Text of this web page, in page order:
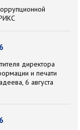
директора
и печати
6 августа